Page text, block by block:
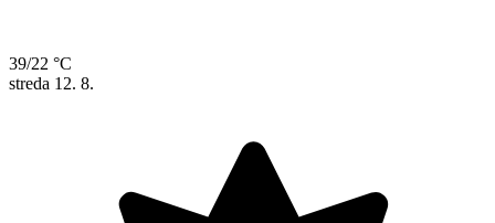
39/22 °C
streda 12. 8.